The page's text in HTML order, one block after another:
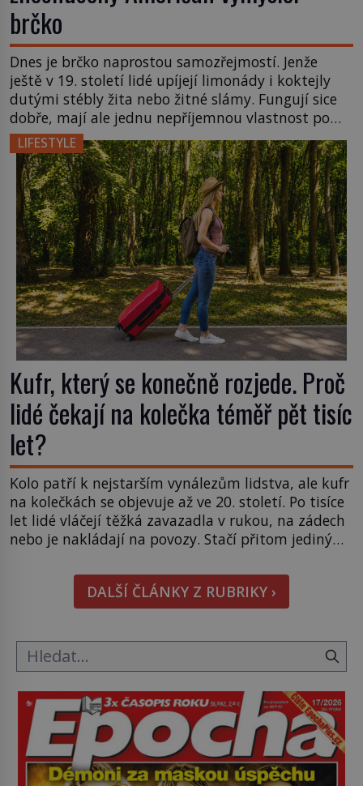
brčko
Dnes je brčko naprostou samozřejmostí. Jenže
ještě v 19. století lidé upíjejí limonády i koktejly
dutými stébly žita nebo žitné slámy. Fungují sice
dobře, mají ale jednu nepříjemnou vlastnost po
chvíli se rozmáčejí a nápoji dodávají travnatou
příchuť. Právě tahle drobná nepříjemnost přivede
amerického výrobce cigaretových náustků k
nápadu, který změní způsob pití po celém […]
LIFESTYLE
Kufr, který se konečně rozjede. Proč
lidé čekají na kolečka téměř pět tisíc
let?
Kolo patří k nejstarším vynálezům lidstva, ale kufr
na kolečkách se objevuje až ve 20. století. Po tisíce
let lidé vláčejí těžká zavazadla v rukou, na zádech
nebo je nakládají na povozy. Stačí přitom jediný
nikdo dlouho nedostane. Až jednou se na letišti
ozve věta, která změní […]
DALŠÍ ČLÁNKY Z RUBRIKY ›